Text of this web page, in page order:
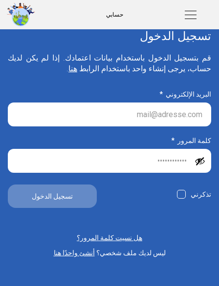
حسابي
تسجيل الدخول
قم بتسجيل الدخول باستخدام بيانات اعتمادك. إذا لم يكن لديك
حساب، يرجى إنشاء واحد باستخدام الرابط هنا.
البريد الإلكتروني *
كلمة المرور *
تذكرني تسجيل الدخول
هل نسيت كلمة المرور؟
ليس لديك ملف شخصي؟ أنشئ واحدًا هنا